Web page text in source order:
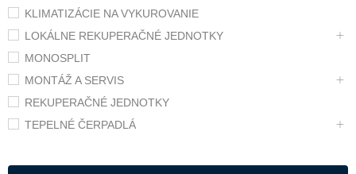
KLIMATIZÁCIE NA VYKUROVANIE
LOKÁLNE REKUPERAČNÉ JEDNOTKY
MONOSPLIT
MONTÁŽ A SERVIS
REKUPERAČNÉ JEDNOTKY
TEPELNÉ ČERPADLÁ